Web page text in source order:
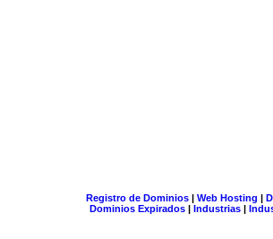
Registro de Dominios| Web Hosting |
Dominios Expirados | Industrias |